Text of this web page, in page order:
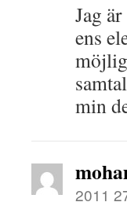
Jag
ens
min
2011